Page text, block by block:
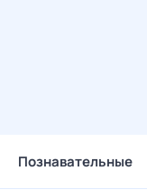
Познавательные